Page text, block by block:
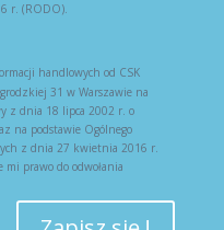
r. (RODO).
handlowych od CSK
31 w Warszawie na
z dnia 18 lipca 2002 r. o
na podstawie Ogólnego
z dnia 27 kwietnia 2016 r.
prawo do odwołania